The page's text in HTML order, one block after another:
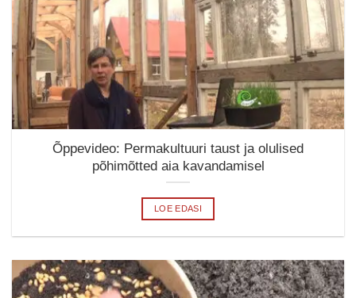
Õppevideo: Permakultuuri taust ja olulised
põhimõtted aia kavandamisel
LOE EDASI